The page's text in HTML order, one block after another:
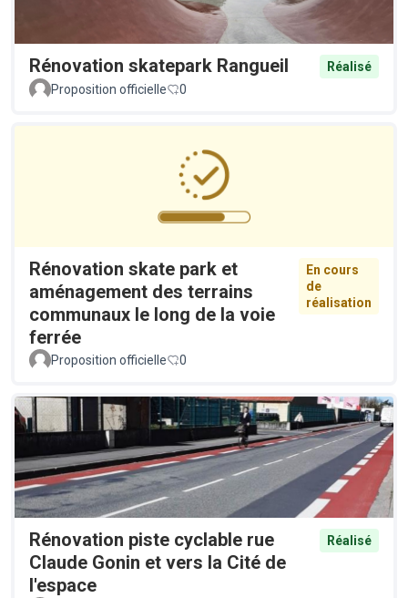
Rénovation skatepark Rangueil
Réalisé
Proposition officielle
0
Rénovation skate park et
aménagement des terrains
communaux le long de la voie
ferrée
En cours
de
réalisation
Proposition officielle 0
Rénovation piste cyclable rue
Claude Gonin et vers la Cité de
l'espace
Réalisé